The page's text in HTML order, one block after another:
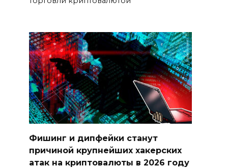
Фишинг и дипфейки станут
причиной крупнейших хакерских
атак на криптовалюты в 2026 году